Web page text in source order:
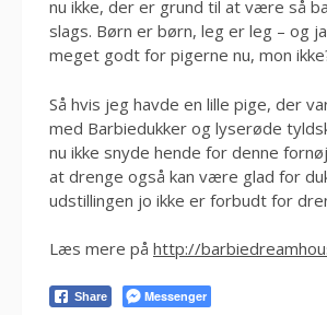
nu ikke, der er grund til at være så
slags. Børn er børn, leg er leg – og
meget godt for pigerne nu, mon
Så hvis jeg havde en lille pige, der
med Barbiedukker og lyserøde
nu ikke snyde hende for denne
at drenge også kan være glad for
udstillingen jo ikke er forbudt for
Læs mere på http://
Share Messenger